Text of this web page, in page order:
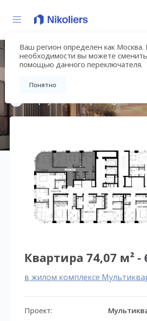
Ваш регион определен как Москва.
необходимости вы можете
помощью данного переключателя.
Понятно
«ВЕЕР»
Квартира 74,07 м² -
в жилом комплексе
Проект: